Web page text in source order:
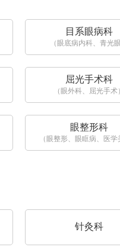
目系眼病科
（眼底病内科、青光眼
屈光手术科
（眼外科、屈光手术）
眼整形科
（眼整形、眼眶病、医学
针灸科